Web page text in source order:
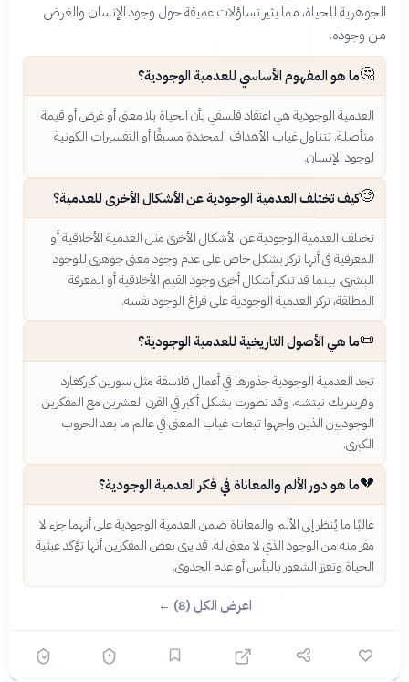
الجوهرية للحياة، مما يثير تساؤلات عميقة حول وجود الإنسان والغرض
من وجوده.
🤔ما هو المفهوم الأساسي للعدمية الوجودية؟
العدمية الوجودية هي اعتقاد فلسفي بأن الحياة بلا معنى أو غرض أو قيمة
متأصلة. تتناول غياب الأهداف المحددة مسبقًا أو التفسيرات الكونية
لوجود الإنسان.
🧐كيف تختلف العدمية الوجودية عن الأشكال الأخرى للعدمية؟
تختلف العدمية الوجودية عن الأشكال الأخرى مثل العدمية الأخلاقية أو
المعرفية في أنها تركز بشكل خاص على عدم وجود معنى جوهري للوجود
البشري. بينما قد تنكر أشكال أخرى وجود القيم الأخلاقية أو المعرفة
المطلقة، تركز العدمية الوجودية على فراغ الوجود نفسه.
📜ما هي الأصول التاريخية للعدمية الوجودية؟
تجد العدمية الوجودية جذورها في أعمال فلاسفة مثل سورين كيركغارد
وفريدريك نيتشه. وقد تطورت بشكل أكبر في القرن العشرين مع المفكرين
الوجوديين الذين واجهوا تبعات غياب المعنى في عالم ما بعد الحروب
الكبرى.
💔ما هو دور الألم والمعاناة في فكر العدمية الوجودية؟
غالبًا ما يُنظر إلى الألم والمعاناة ضمن العدمية الوجودية على أنهما جزء لا
مفر منه من الوجود الذي لا معنى له. قد يرى بعض المفكرين أنها تؤكد عبثية
الحياة وتعزز الشعور باليأس أو عدم الجدوى.
اعرض الكل (8) ←